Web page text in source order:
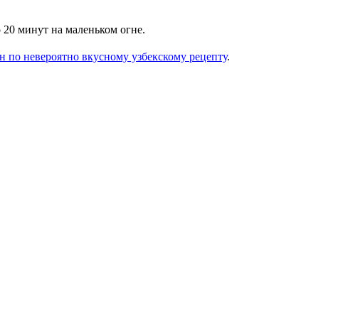
минут на маленьком огне.
по невероятно вкусному узбекскому рецепту.